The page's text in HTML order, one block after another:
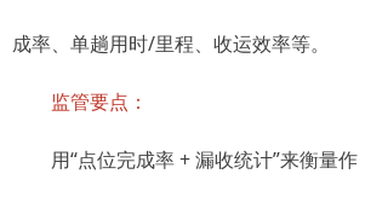
成率、单趟用时/里程、收运效率等。
监管要点：
用“点位完成率 + 漏收统计”来衡量作